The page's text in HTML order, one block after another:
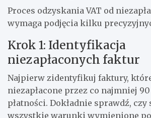
Proces odzyskania VAT od
wymaga podjęcia kilku
Krok 1: Identyfikacja
niezapłaconych faktur
Najpierw zidentyfikuj faktury,
niezapłacone przez co najmniej
płatności. Dokładnie sprawdź, czy
wszystkie warunki wymienione